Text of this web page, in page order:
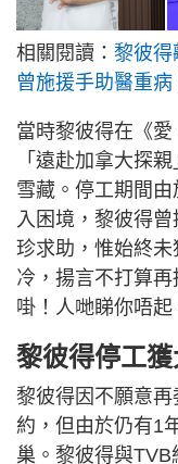
相關閱讀： 黎彼得
曾施援手助醫重
當時黎彼得在《
「遠赴加拿大探
雪藏。停工期間
入困境，黎彼得
珍求助，惟始終
冷，揚言不打算
啩！人哋睇你唔起
黎彼得停工
黎彼得因不願意
約，但由於仍有1
巢。黎彼得與